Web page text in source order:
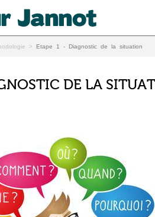
> Etape 1 - Diagnostic de la situation
DE LA